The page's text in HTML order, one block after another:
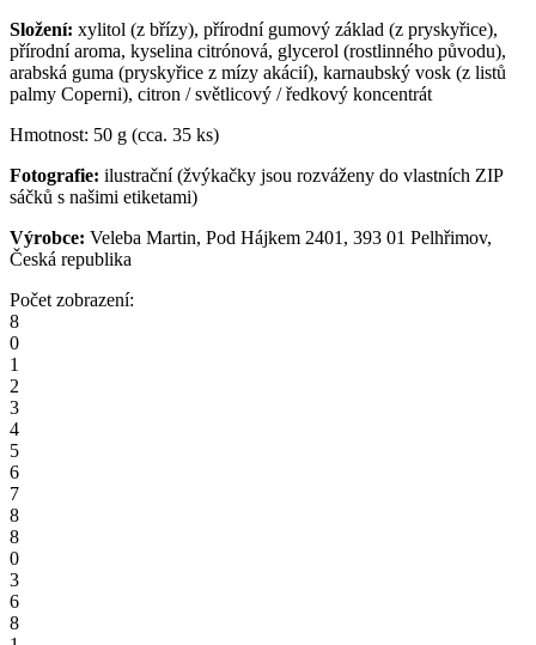
Složení: xylitol (z břízy), přírodní gumový základ (z pryskyřice),
přírodní aroma, kyselina citrónová, glycerol (rostlinného původu),
arabská guma (pryskyřice z mízy akácií), karnaubský vosk (z listů
palmy Coperni), citron / světlicový / ředkový koncentrát
Hmotnost: 50 g (cca. 35 ks)
Fotografie: ilustrační (žvýkačky jsou rozváženy do vlastních ZIP
sáčků s našimi etiketami)
Výrobce: Veleba Martin, Pod Hájkem 2401, 393 01 Pelhřimov,
Česká republika
Počet zobrazení:
8
0
1
2
3
4
5
6
7
8
8
0
3
6
8